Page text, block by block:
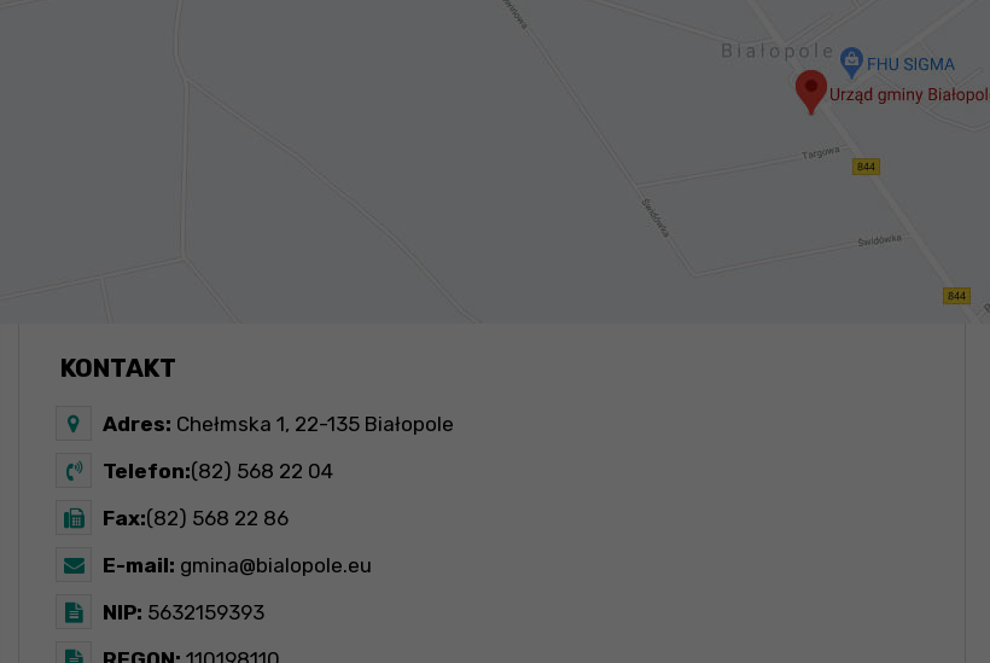
KONTAKT
Adres: Chełmska 1, 22-135 Białopole
Telefon:(82) 568 22 04
Fax:(82) 568 22 86
E-mail: gmina@bialopole.eu
NIP: 5632159393